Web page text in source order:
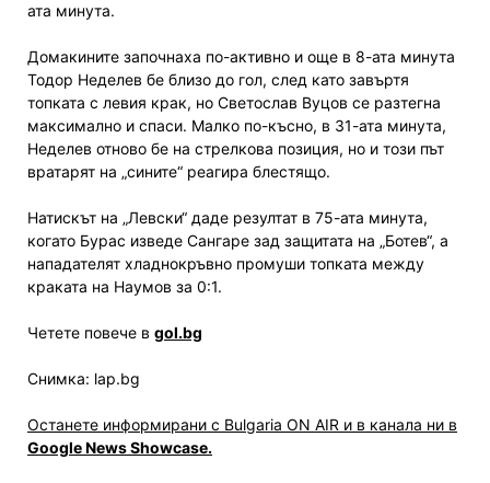
ата минута.
Домакините започнаха по-активно и още в 8-ата минута
Тодор Неделев бе близо до гол, след като завъртя
топката с левия крак, но Светослав Вуцов се разтегна
максимално и спаси. Малко по-късно, в 31-ата минута,
Неделев отново бе на стрелкова позиция, но и този път
вратарят на „сините“ реагира блестящо.
Натискът на „Левски“ даде резултат в 75-ата минута,
когато Бурас изведе Сангаре зад защитата на „Ботев“, а
нападателят хладнокръвно промуши топката между
краката на Наумов за 0:1.
Четете повече в gol.bg
Снимка: lap.bg
Останете информирани с Bulgaria ON AIR и в канала ни в
Google News Showcase.